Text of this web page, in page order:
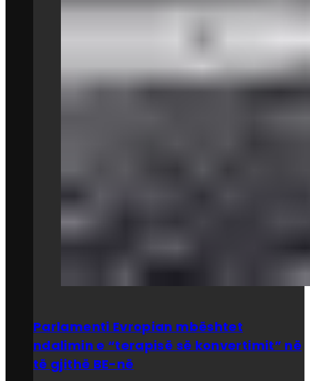
Parlamenti Evropian mbështet
ndalimin e “terapisë së konvertimit” në
të gjithë BE-në